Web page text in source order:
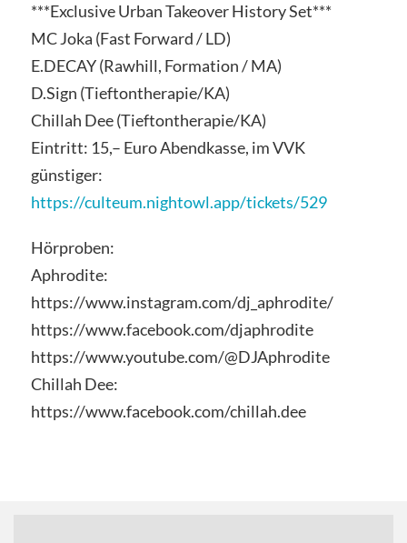
***Exclusive Urban Takeover History Set***
MC Joka (Fast Forward / LD)
E.DECAY (Rawhill, Formation / MA)
D.Sign (Tieftontherapie/KA)
Chillah Dee (Tieftontherapie/KA)
Eintritt: 15,– Euro Abendkasse, im VVK
günstiger:
https://culteum.nightowl.app/tickets/529
Hörproben:
Aphrodite:
https://www.instagram.com/dj_aphrodite/
https://www.facebook.com/djaphrodite
https://www.youtube.com/@DJAphrodite
Chillah Dee:
https://www.facebook.com/chillah.dee